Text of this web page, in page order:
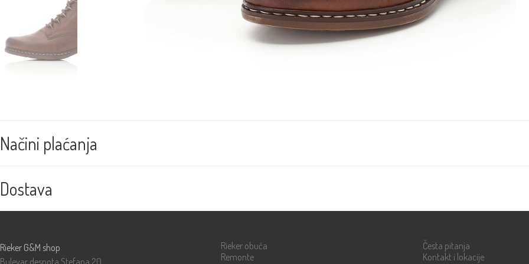
Načini plaćanja
Dostava
Rieker G&M shop
Bulevar despota Stefana 20
Rieker obuća
Remonte
Česta pitanja
Kontakt i lokacije